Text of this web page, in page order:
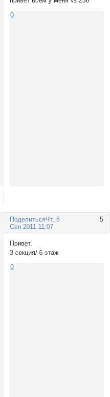
0
Поделиться 5
Чт, 8
Сен 2011 11:07
Привет.
3 секция/ 6 этаж
0